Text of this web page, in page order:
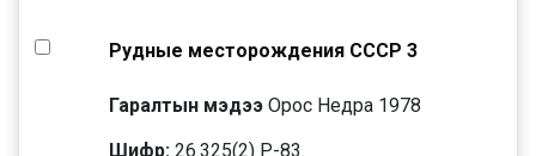
Рудные месторождения СССР 3
Гаралтын мэдээ Орос Недра 1978
Шифр: 26.325(2) Р-83.